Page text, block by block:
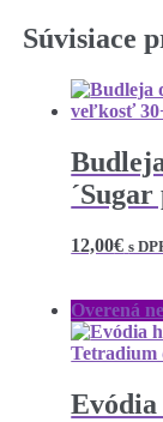
Súvisiace
12,00€ s
Overená
Evódia